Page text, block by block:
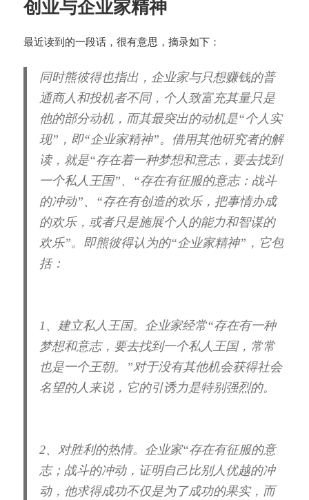
创业与企业家精神
最近读到的一段话，很有意思，摘录如下：
同时熊彼得也指出，企业家与只想赚钱的普
通商人和投机者不同，个人致富充其量只是
他的部分动机，而其最突出的动机是“个人实
现”，即“企业家精神”。借用其他研究者的解
读，就是“存在着一种梦想和意志，要去找到
一个私人王国”、“存在有征服的意志：战斗
的冲动”、“存在有创造的欢乐，把事情办成
的欢乐，或者只是施展个人的能力和智谋的
欢乐”。即熊彼得认为的“企业家精神”，它包
括：
1、建立私人王国。
企业家经常“存在有一种
梦想和意志，要去找到一个私人王国，常常
也是一个王朝。”对于没有其他机会获得社会
名望的人来说，它的引诱力是特别强烈的。
2、对胜利的热情。
企业家“存在有征服的意
志；战斗的冲动，证明自己比别人优越的冲
动，他求得成功不仅是为了成功的果实，而